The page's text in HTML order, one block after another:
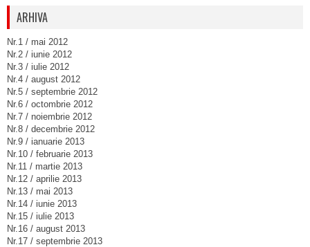
ARHIVA
Nr.1 / mai 2012
Nr.2 / iunie 2012
Nr.3 / iulie 2012
Nr.4 / august 2012
Nr.5 / septembrie 2012
Nr.6 / octombrie 2012
Nr.7 / noiembrie 2012
Nr.8 / decembrie 2012
Nr.9 / ianuarie 2013
Nr.10 / februarie 2013
Nr.11 / martie 2013
Nr.12 / aprilie 2013
Nr.13 / mai 2013
Nr.14 / iunie 2013
Nr.15 / iulie 2013
Nr.16 / august 2013
Nr.17 / septembrie 2013